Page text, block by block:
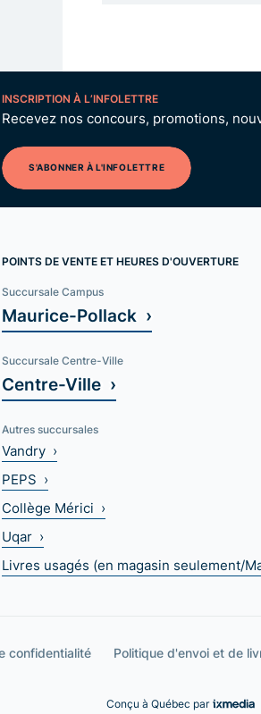
INSCRIPTION À L’INFOLETTRE
Recevez nos concours, promotions,
S'ABONNER À L'INFOLETTRE
POINTS DE VENTE ET HEURES D'OUVERTURE
Succursale Campus
Maurice-Pollack ›
Succursale Centre-Ville
Centre-Ville ›
Autres succursales
Vandry ›
PEPS ›
Collège Mérici ›
Uqar ›
Livres usagés (en magasin seulement/
confidentialité Politique d'envoi et de
Conçu à Québec par